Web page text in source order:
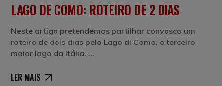
LAGO DE COMO: ROTEIRO DE 2 DIAS
Neste artigo pretendemos partilhar convosco um
roteiro de dois dias pelo Lago di Como, o terceiro
maior lago da Itália.
LER MAIS